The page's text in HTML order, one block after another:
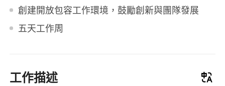
創建開放包容工作環境，鼓勵創新與團隊發展
五天工作周
工作描述